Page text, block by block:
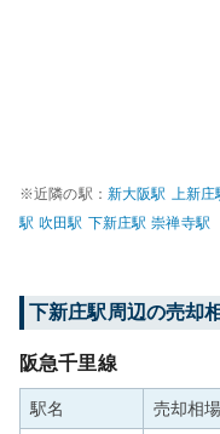
※近隣の駅： 新大阪駅 上新庄
駅 吹田駅 下新庄駅 崇禅寺駅
下新庄駅周辺の売却
阪急千里線
駅名 売却相場